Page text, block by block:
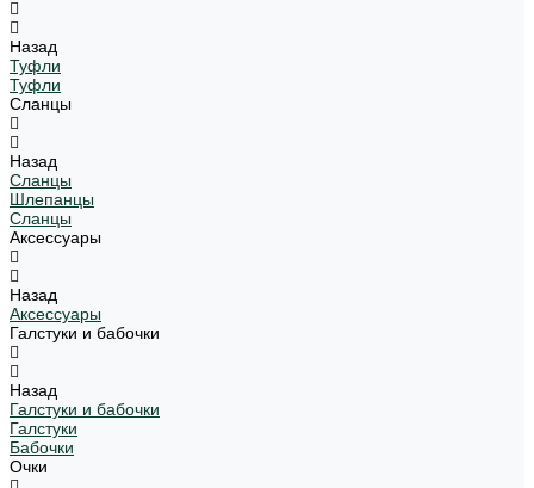
Назад
Туфли
Туфли
Сланцы
Назад
Сланцы
Шлепанцы
Сланцы
Аксессуары
Назад
Аксессуары
Галстуки и бабочки
Назад
Галстуки и бабочки
Галстуки
Бабочки
Очки